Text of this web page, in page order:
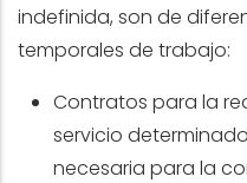
indefinida, son de
temporales de trabajo:
Contratos para la
servicio
necesaria para la